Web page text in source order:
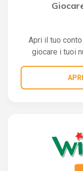
Apri il tuo
giocare i tuoi